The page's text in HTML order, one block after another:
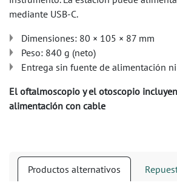
mediante USB-C.
Dimensiones: 80 × 105 × 87 mm
Peso: 840 g (neto)
Entrega sin fuente de alimentación
El oftalmoscopio y el otoscopio
alimentación con cable
Productos alternativos